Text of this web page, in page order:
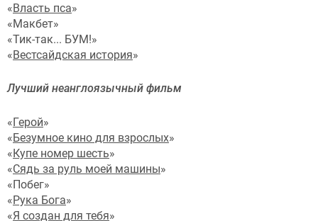
«Власть пса»
«Макбет»
«Тик-так... БУМ!»
«Вестсайдская история»
Лучший неанглоязычный фильм
«Герой»
«Безумное кино для взрослых»
«Купе номер шесть»
«Сядь за руль моей машины»
«Побег»
«Рука Бога»
«Я создан для тебя»